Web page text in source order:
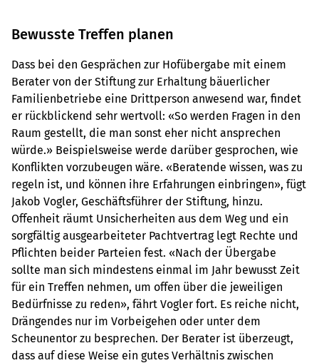
Bewusste Treffen planen
Dass bei den Gesprächen zur Hofübergabe mit einem
Berater von der Stiftung zur Erhaltung bäuerlicher
Familienbetriebe eine Drittperson anwesend war, findet
er rückblickend sehr wertvoll: «So werden Fragen in den
Raum gestellt, die man sonst eher nicht ansprechen
würde.» Beispielsweise werde darüber gesprochen, wie
Konflikten vorzubeugen wäre. «Beratende wissen, was zu
regeln ist, und können ihre Erfahrungen einbringen», fügt
Jakob Vogler, Geschäftsführer der Stiftung, hinzu.
Offenheit räumt Unsicherheiten aus dem Weg und ein
sorgfältig ausgearbeiteter Pachtvertrag legt Rechte und
Pflichten beider Parteien fest. «Nach der Übergabe
sollte man sich mindestens einmal im Jahr bewusst Zeit
für ein Treffen nehmen, um offen über die jeweiligen
Bedürfnisse zu reden», fährt Vogler fort. Es reiche nicht,
Drängendes nur im Vorbeigehen oder unter dem
Scheunentor zu besprechen. Der Berater ist überzeugt,
dass auf diese Weise ein gutes Verhältnis zwischen